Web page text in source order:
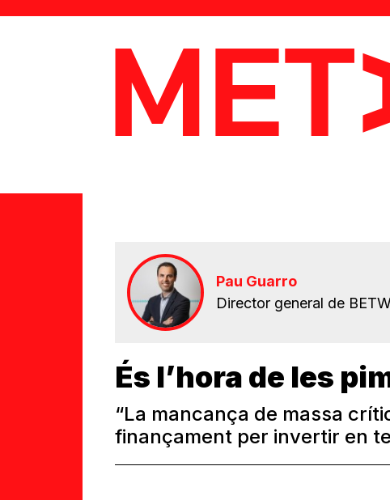
MetaData
Pau Guarro
Director general de
És l’hora de les
“La mancança de massa
finançament per invertir en